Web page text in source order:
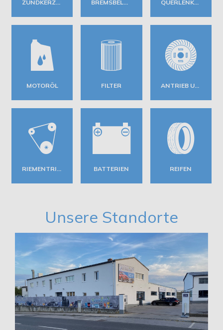
QUERLENKER
MOTORÖL FILTER ANTRIEB UND GETRIEBE
BATTERIEN REIFEN
Unsere Standorte